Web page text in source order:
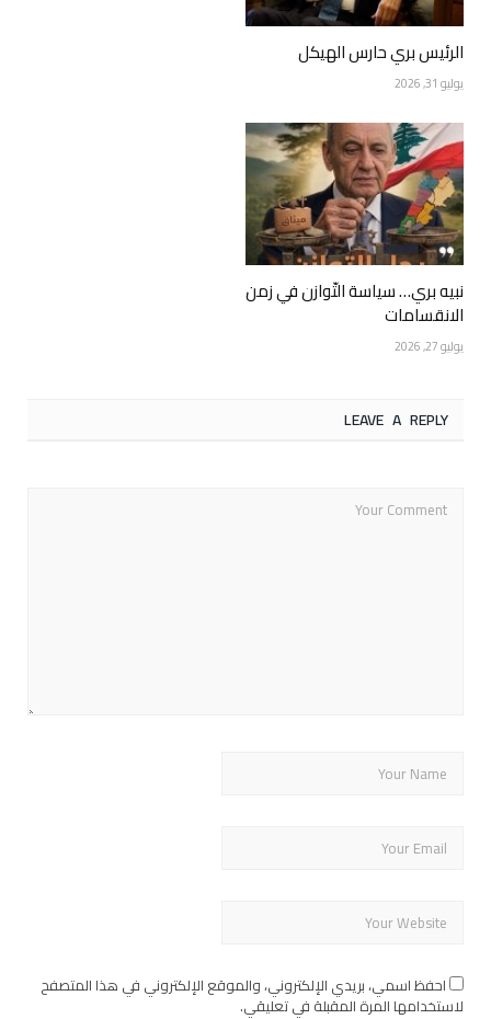
الرئيس بري حارس الهيكل
يوليو 31, 2026
نبيه بري… سياسة التّوازن في زمن
الانقسامات
يوليو 27, 2026
LEAVE A REPLY
احفظ اسمي، بريدي الإلكتروني، والموقع الإلكتروني في هذا المتصفح
لاستخدامها المرة المقبلة في تعليقي.